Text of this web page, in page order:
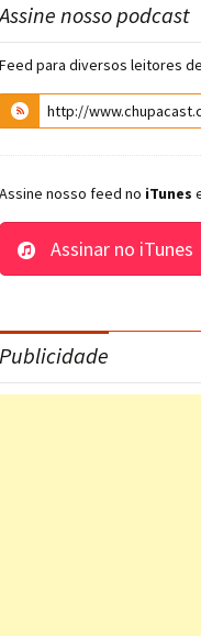
Assine nosso podcast
Feed para diversos leitores de
Assine nosso feed no iTunes
Assinar no iTunes
Publicidade